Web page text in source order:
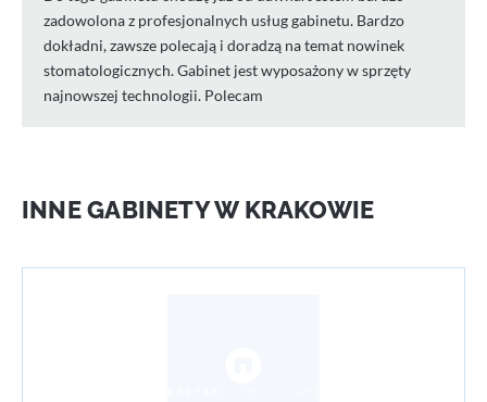
zadowolona z profesjonalnych usług gabinetu. Bardzo
dokładni, zawsze polecają i doradzą na temat nowinek
stomatologicznych. Gabinet jest wyposażony w sprzęty
najnowszej technologii. Polecam
INNE GABINETY W KRAKOWIE